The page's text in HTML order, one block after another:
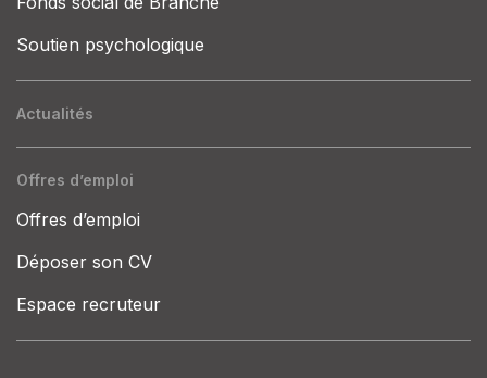
Soutien psychologique
Actualités
Offres d’emploi
Offres d’emploi
Déposer son CV
Espace recruteur